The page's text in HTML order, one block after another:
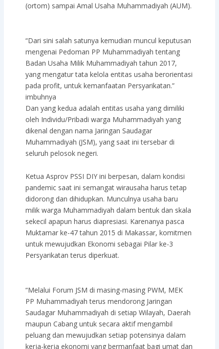
(ortom) sampai Amal Usaha Muhammadiyah (AUM).
“Dari sini salah satunya kemudian muncul keputusan
mengenai Pedoman PP Muhammadiyah tentang
Badan Usaha Milik Muhammadiyah tahun 2017,
yang mengatur tata kelola entitas usaha berorientasi
pada profit, untuk kemanfaatan Persyarikatan.”
imbuhnya
Dan yang kedua adalah entitas usaha yang dimiliki
oleh Individu/Pribadi warga Muhammadiyah yang
dikenal dengan nama Jaringan Saudagar
Muhammadiyah (JSM), yang saat ini tersebar di
seluruh pelosok negeri.
Ketua Asprov PSSI DIY ini berpesan, dalam kondisi
pandemic saat ini semangat wirausaha harus tetap
didorong dan dihidupkan. Munculnya usaha baru
milik warga Muhammadiyah dalam bentuk dan skala
sekecil apapun harus diapresiasi. Karenanya pasca
Muktamar ke-47 tahun 2015 di Makassar, komitmen
untuk mewujudkan Ekonomi sebagai Pilar ke-3
Persyarikatan terus diperkuat.
“Melalui Forum JSM di masing-masing PWM, MEK
PP Muhammadiyah terus mendorong Jaringan
Saudagar Muhammadiyah di setiap Wilayah, Daerah
maupun Cabang untuk secara aktif mengambil
peluang dan mewujudkan setiap potensinya dalam
kerja-kerja ekonomi yang bermanfaat bagi umat dan